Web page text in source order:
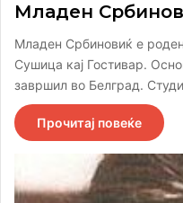
Младен
Младен Србиновиќ е
Сушица кај Гостивар.
завршил во Белград.
Прочитај повеќе